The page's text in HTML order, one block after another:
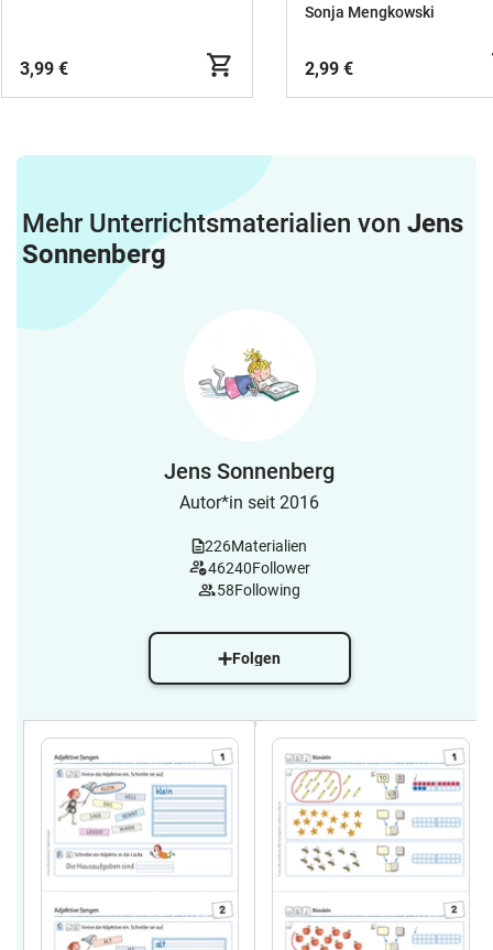
3,99 €
Sonja Mengkowski
2,99 €
Mehr Unterrichtsmaterialien von Jens
Sonnenberg
Jens Sonnenberg
Autor*in seit 2016
226Materialien
46240Follower
58Following
Folgen